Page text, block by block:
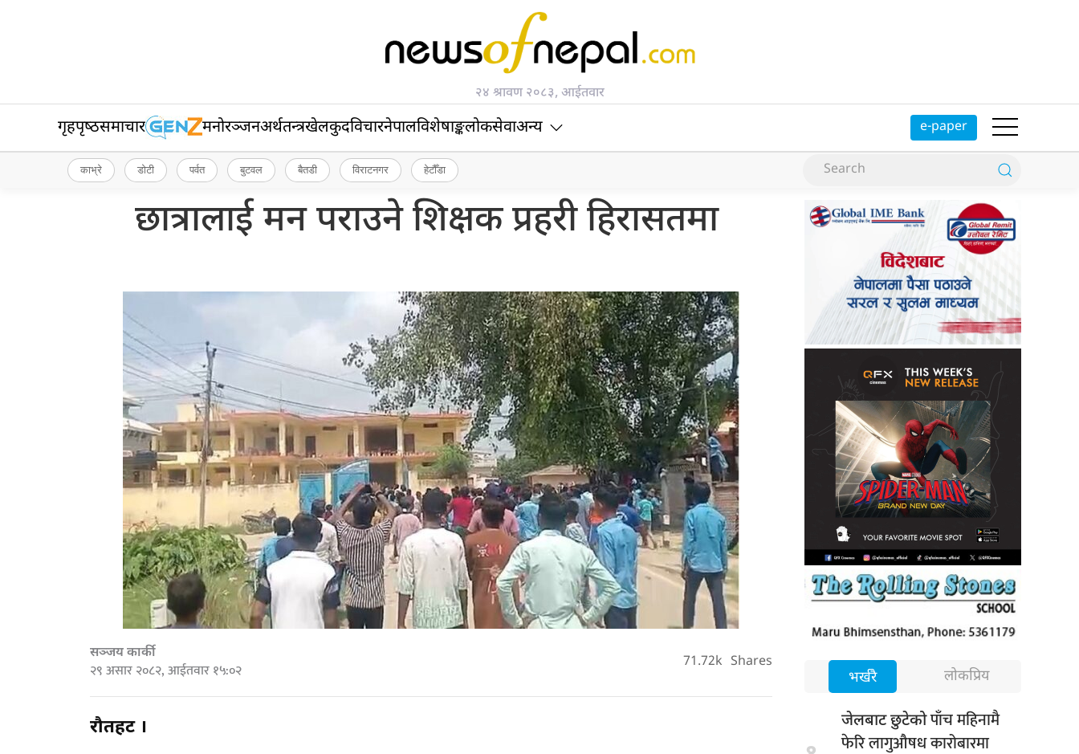
२४ श्रावण २०८३, आईतवार
गृहपृष्‍ठसमाचार मनोरञ्जनअर्थतन्त्रखेलकुदविचारनेपालविशेषाङ्कलोकसेवाअन्य e-paper
काभ्रे डोटी पर्वत बुटवल बैतडी विराटनगर हेटौँडा
छात्रालाई मन पराउने शिक्षक प्रहरी हिरासतमा
सञ्जय कार्की
२९ असार २०८२, आईतवार १५:०२ 71.72k Shares
रौतहट ।
भर्खरै लोकप्रिय
जेलबाट छुटेकोपाँच महिनामै
फेरि लागुऔषध कारोबारमा